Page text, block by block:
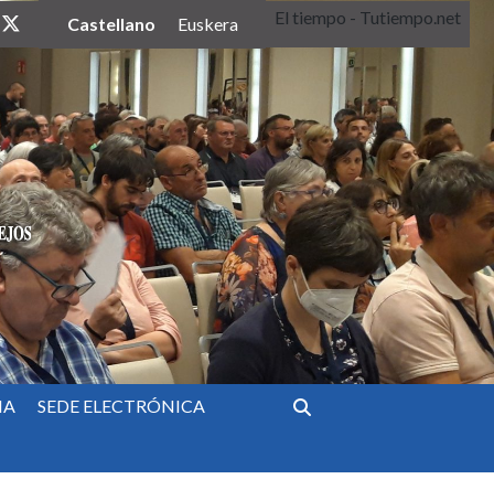
twitter
Castellano Euskera El tiempo - Tutiempo.net
SEDE ELECTRÓNICA